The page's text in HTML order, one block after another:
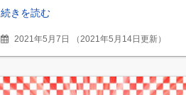
続きを読む
2021年5月7日 （ 2021年5月14日更新）